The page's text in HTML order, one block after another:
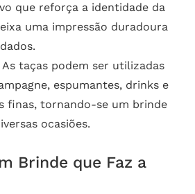
que reforça a identidade da
uma impressão duradoura
As taças podem ser utilizadas
espumantes, drinks e
finas, tornando-se um brinde
ocasiões.
Brinde que Faz a